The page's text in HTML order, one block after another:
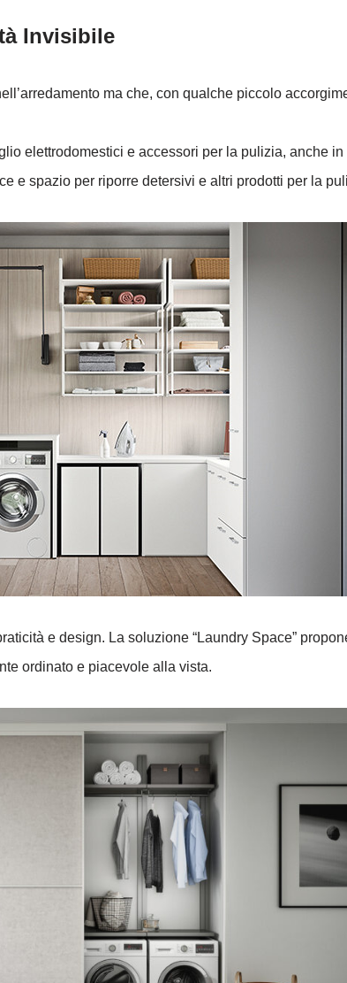
Invisibile
ma che, con qualche piccolo
elettrodomestici e accessori per la pulizia, anche
e spazio per riporre detersivi e altri prodotti per la
e design. La soluzione “Laundry Space”
ordinato e piacevole alla vista.